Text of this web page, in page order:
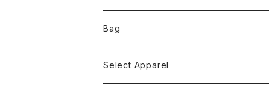
Bag
Select Apparel